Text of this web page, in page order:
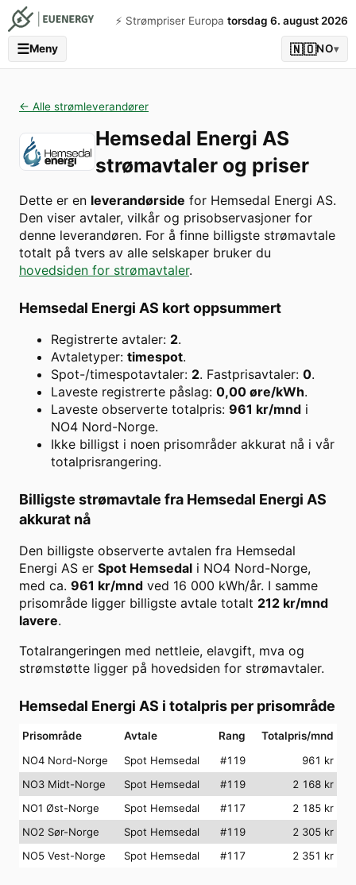
⚡️ Strømpriser Europa torsdag 6. august 2026
☰Meny 🇳🇴NO▾
← Alle strømleverandører
Hemsedal Energi AS
strømavtaler og priser
Dette er en leverandørside for Hemsedal Energi AS.
Den viser avtaler, vilkår og prisobservasjoner for
denne leverandøren. For å finne billigste strømavtale
totalt på tvers av alle selskaper bruker du
hovedsiden for strømavtaler.
Hemsedal Energi AS kort oppsummert
Registrerte avtaler: 2.
Avtaletyper: timespot.
Spot-/timespotavtaler: 2. Fastprisavtaler: 0.
Laveste registrerte påslag: 0,00 øre/kWh.
Laveste observerte totalpris: 961 kr/mnd i
NO4 Nord-Norge.
Ikke billigst i noen prisområder akkurat nå i vår
totalprisrangering.
Billigste strømavtale fra Hemsedal Energi AS
akkurat nå
Den billigste observerte avtalen fra Hemsedal
Energi AS er Spot Hemsedal i NO4 Nord-Norge,
med ca. 961 kr/mnd ved 16 000 kWh/år. I samme
prisområde ligger billigste avtale totalt 212 kr/mnd
lavere.
Totalrangeringen med nettleie, elavgift, mva og
strømstøtte ligger på hovedsiden for strømavtaler.
Hemsedal Energi AS i totalpris per prisområde
Prisområde Avtale Rang
Totalpris/mnd
NO4 Nord-Norge
Spot Hemsedal #119 961 kr
NO3 Midt-Norge
Spot Hemsedal #119 2 168 kr
NO1 Øst-Norge
Spot Hemsedal #117 2 185 kr
NO2 Sør-Norge
Spot Hemsedal #119 2 305 kr
NO5 Vest-Norge
Spot Hemsedal #117 2 351 kr